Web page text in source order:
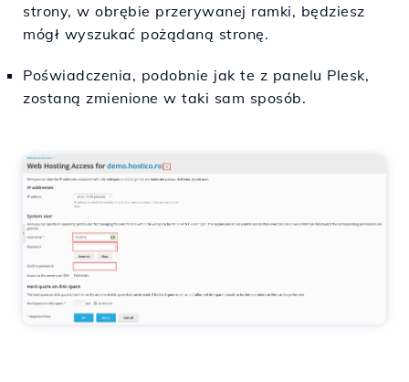
strony, w obrębie przerywanej ramki, będziesz
mógł wyszukać pożądaną stronę.
Poświadczenia, podobnie jak te z panelu Plesk,
zostaną zmienione w taki sam sposób.